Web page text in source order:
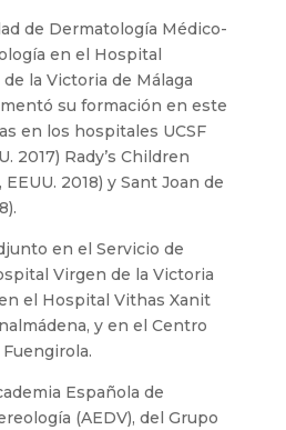
de Dermatología Médico-
en el Hospital
la Victoria de Málaga
su formación en este
en los hospitales UCSF
2017) Rady’s Children
2018) y Sant Joan de
en el Servicio de
Virgen de la Victoria
el Hospital Vithas Xanit
y en el Centro
Española de
(AEDV), del Grupo